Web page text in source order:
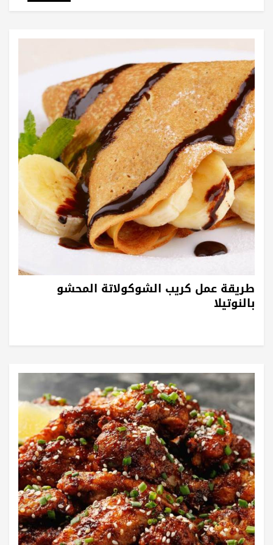
طريقة عمل كريب الشوكولاتة المحشو
بالنوتيلا